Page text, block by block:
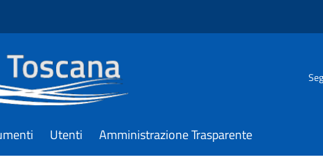
Utenti Amministrazione Trasparente